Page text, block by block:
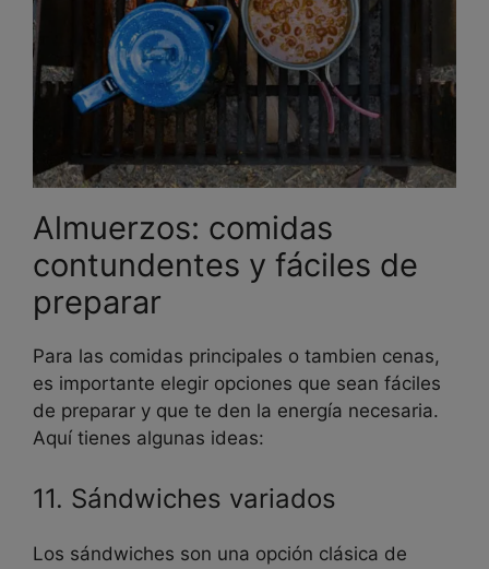
Almuerzos: comidas
contundentes y fáciles de
preparar
Para las comidas principales o tambien cenas,
es importante elegir opciones que sean fáciles
de preparar y que te den la energía necesaria.
Aquí tienes algunas ideas:
11. Sándwiches variados
Los sándwiches son una opción clásica de